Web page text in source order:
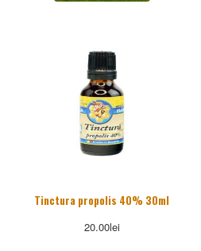
Tinctura propolis 40% 30ml
20.00lei